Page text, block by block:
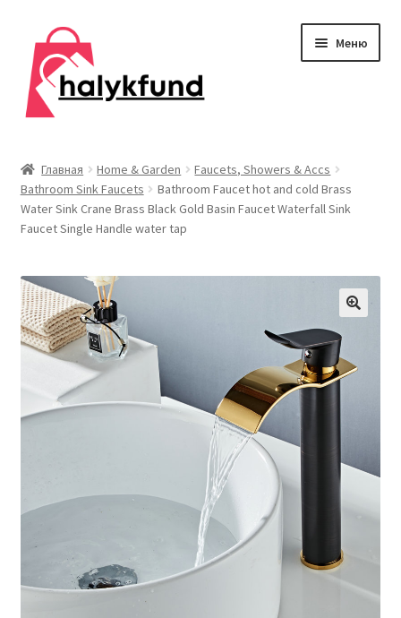
Перейти
навигации
Перейти
содержимому
Меню
меню
Главная
Контакты
Дом и сад
меню
Главная Home & Garden
Faucets, Showers & Accs
Bathroom Sink Faucets
Bathroom Faucet hot and cold Brass
Water Sink Crane Brass Black Gold Basin Faucet Waterfall Sink
Faucet Single Handle water tap